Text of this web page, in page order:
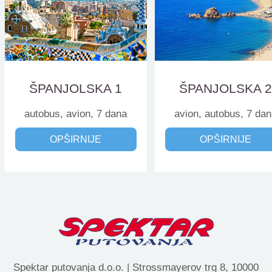
ŠPANJOLSKA 1
autobus, avion, 7 dana
OPŠIRNIJE
ŠPANJOLSKA 2
avion, autobus, 7
OPŠIRNIJE
Spektar putovanja d.o.o. | Strossmayerov trg 8, 10000